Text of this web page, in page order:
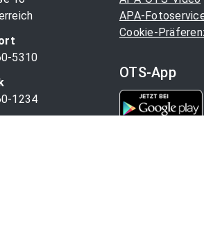
5310
1234
APA-
Cookie-
OTS-App